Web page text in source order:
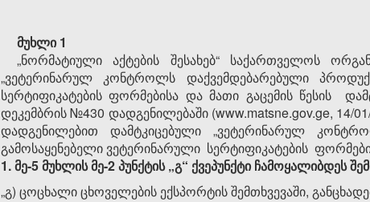
მუხლი 1
„ნორმატიული აქტების შესახებ“ საქართველოს
„ვეტერინარულ კონტროლს დაქვემდებარებული
სერტიფიკატების ფორმებისა და მათი გაცემის წესის
დეკემბრის №430 დადგენილებაში (www.matsne.gov.ge, 14/
დადგენილებით დამტკიცებული „ვეტერინარულ
გამოსაყენებელი ვეტერინარული სერტიფიკატების
1.მე-5მუხლის მე-2 პუნქტის „გ“ ქვეპუნქტიჩამოყალიბდეს
„გ) ცოცხალი ცხოველების ექსპორტის შემთხვევაში,